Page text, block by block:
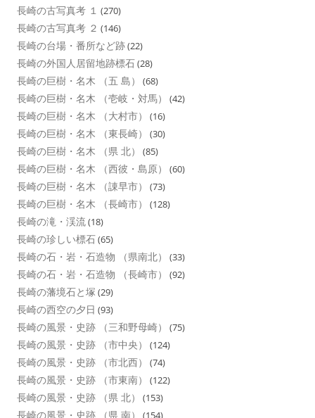
長崎の古写真考 １ (270)
長崎の古写真考 ２ (146)
長崎の台場・番所など跡(22)
長崎の外国人居留地跡標石(28)
長崎の巨樹・名木 （五 島） (68)
長崎の巨樹・名木 （壱岐・対馬） (42)
長崎の巨樹・名木 （大村市） (16)
長崎の巨樹・名木 （東長崎） (30)
長崎の巨樹・名木 （県 北） (85)
長崎の巨樹・名木 （西彼・島原） (60)
長崎の巨樹・名木 （諌早市） (73)
長崎の巨樹・名木 （長崎市） (128)
長崎の滝・渓流(18)
長崎の珍しい標石(65)
長崎の石・岩・石造物 （県南北） (33)
長崎の石・岩・石造物 （長崎市） (92)
長崎の藩境石と塚 (29)
長崎の西空の夕日 (93)
長崎の風景・史跡 （三和野母崎） (75)
長崎の風景・史跡 （市中央） (124)
長崎の風景・史跡 （市北西） (74)
長崎の風景・史跡 （市東南） (122)
長崎の風景・史跡 （県 北） (153)
長崎の風景・史跡 （県 南） (154)